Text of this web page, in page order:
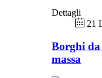
Dettagli
21
Borghi
massa